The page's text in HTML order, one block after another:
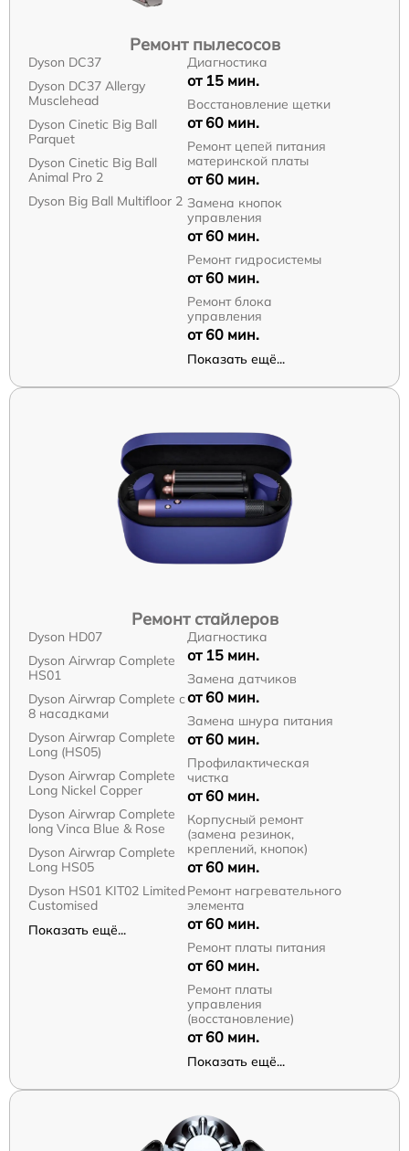
Ремонт пылесосов
Dyson DC37
Dyson DC37 Allergy
Musclehead
Dyson Cinetic Big Ball
Parquet
Dyson Cinetic Big Ball
Animal Pro 2
Dyson Big Ball Multifloor 2
Диагностика
от 15 мин.
Восстановление щетки
от 60 мин.
Ремонт цепей питания
материнской платы
от 60 мин.
Замена кнопок
управления
от 60 мин.
Ремонт гидросистемы
от 60 мин.
Ремонт блока
управления
от 60 мин.
Показать ещё...
Ремонт стайлеров
Dyson HD07
Dyson Airwrap Complete
HS01
Dyson Airwrap Complete с
8 насадками
Dyson Airwrap Complete
Long (HS05)
Dyson Airwrap Complete
Long Nickel Copper
Dyson Airwrap Complete
long Vinca Blue & Rose
Dyson Airwrap Complete
Long HS05
Dyson HS01 KIT02 Limited
Customised
Показать ещё...
Диагностика
от 15 мин.
Замена датчиков
от 60 мин.
Замена шнура питания
от 60 мин.
Профилактическая
чистка
от 60 мин.
Корпусный ремонт
(замена резинок,
креплений, кнопок)
от 60 мин.
Ремонт нагревательного
элемента
от 60 мин.
Ремонт платы питания
от 60 мин.
Ремонт платы
управления
(восстановление)
от 60 мин.
Показать ещё...